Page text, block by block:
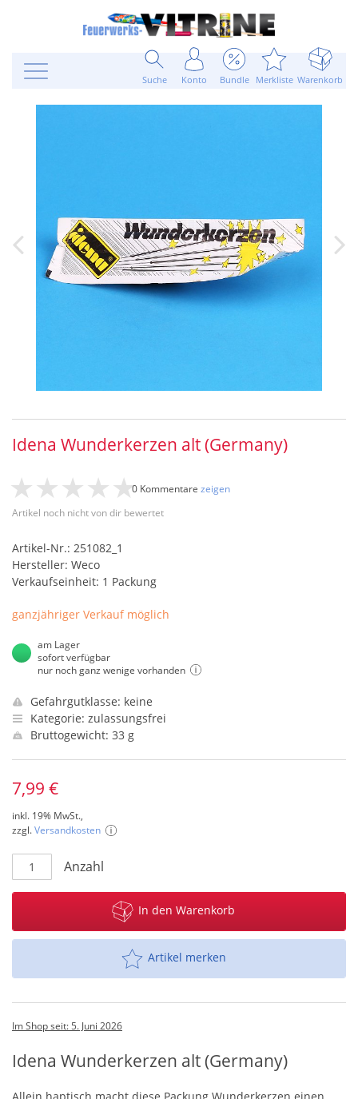
Suche Konto Bundle Merkliste Warenkorb
Idena Wunderkerzen alt (Germany)
Artikel noch nicht von dir bewertet
0 Kommentare zeigen
Artikel-Nr.: 251082_1
Hersteller: Weco
Verkaufseinheit: 1 Packung
ganzjähriger Verkauf möglich
am Lager
sofort verfügbar
nur noch ganz wenige vorhanden
Gefahrgutklasse: keine
Kategorie: zulassungsfrei
Bruttogewicht: 33 g
7,99 €
inkl. 19% MwSt.,
zzgl.Versandkosten
Anzahl
In den Warenkorb
Artikel merken
Im Shop seit: 5. Juni 2026
Idena Wunderkerzen alt (Germany)